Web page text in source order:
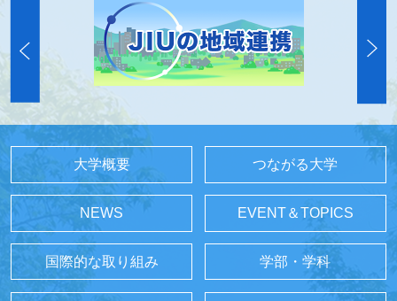
大学概要 つながる大学
NEWS EVENT＆TOPICS
国際的な取り組み 学部・学科